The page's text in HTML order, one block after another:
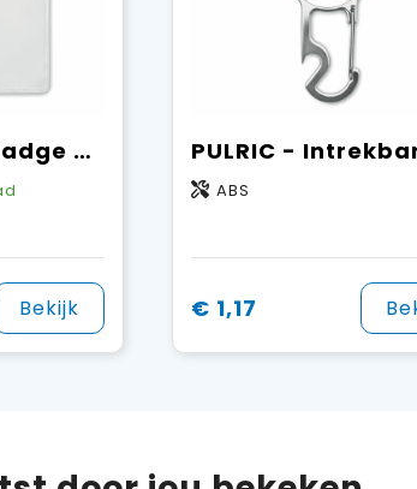
CLIPBADGE - Badge holder PVC
Bekijk
ABS
€ 1,17